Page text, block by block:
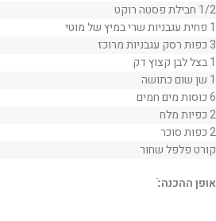
1/2 חבילת פסטה רוקט
1 פחית עגבניות שרי במיץ של מוטי
3 כפות רסק עגבניות מרוכז
1 בצל לבן קצוץ דק
1 שן שום כתושה
6 כוסות מים חמים
2 כפיות מלח
2 כפות סוכר
קורט פלפל שחור
אופן ההכנה:ֿ